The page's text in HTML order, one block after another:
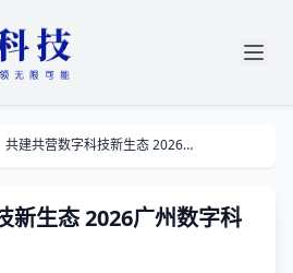
共建共营数字科技新生态 ​2026广州数字科技生态大会开幕
新生态 ​2026广州数字科